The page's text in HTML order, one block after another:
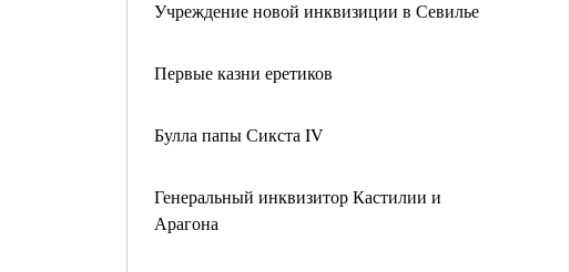
Учреждение новой инквизиции в Севилье
Первые казни еретиков
Булла папы Сикста IV
Генеральный инквизитор Кастилии и
Арагона